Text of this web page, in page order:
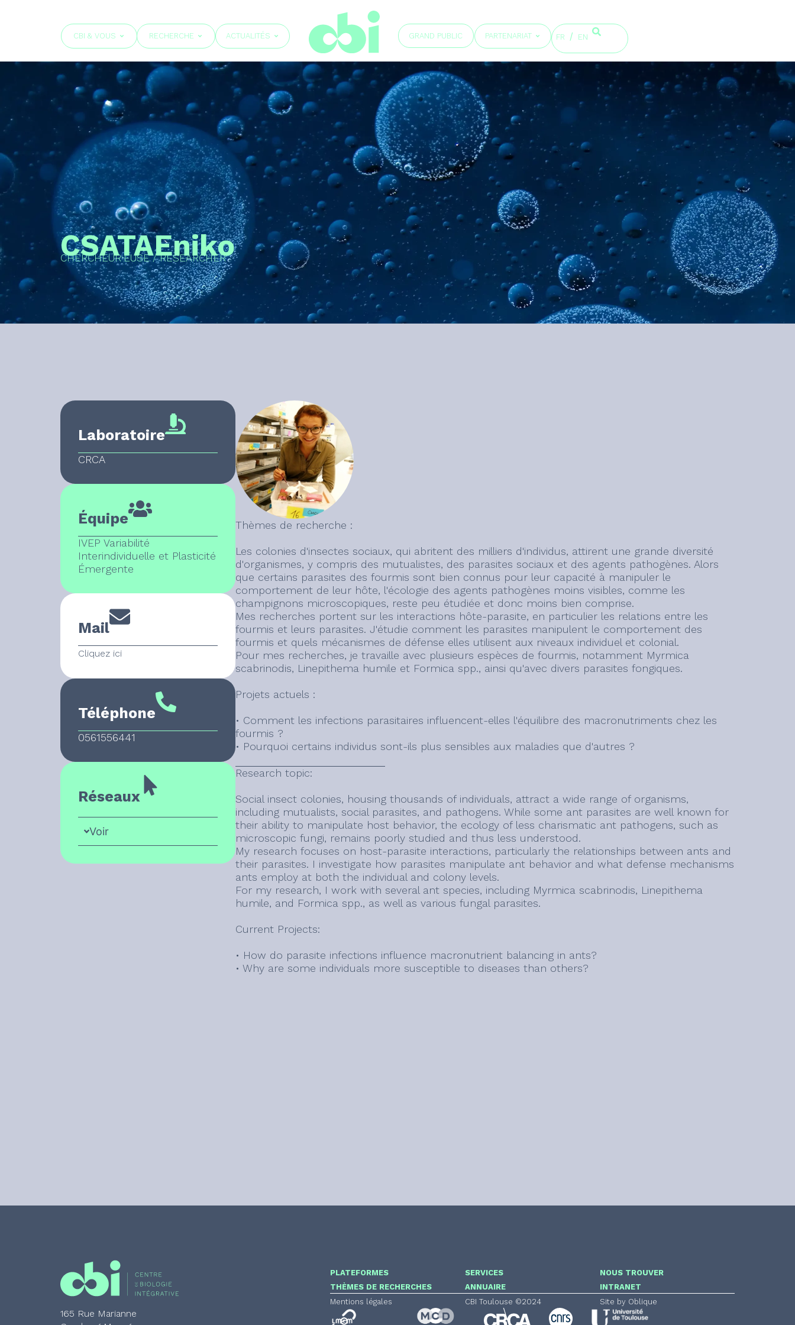
CBI & VOUS RECHERCHE ACTUALITÉS GRAND PUBLIC PARTENARIAT FR EN
CSATAEniko
CHERCHEUR·EUSE / RESEARCHER
Laboratoire
CRCA
Équipe
IVEP Variabilité
Interindividuelle et Plasticité
Émergente
Mail
Cliquez ici
Téléphone
0561556441
Réseaux
Voir
Thèmes de recherche :
Les colonies d'insectes sociaux, qui abritent des milliers d'individus, attirent une grande diversité
d'organismes, y compris des mutualistes, des parasites sociaux et des agents pathogènes. Alors
que certains parasites des fourmis sont bien connus pour leur capacité à manipuler le
comportement de leur hôte, l'écologie des agents pathogènes moins visibles, comme les
champignons microscopiques, reste peu étudiée et donc moins bien comprise.
Mes recherches portent sur les interactions hôte-parasite, en particulier les relations entre les
fourmis et leurs parasites. J'étudie comment les parasites manipulent le comportement des
fourmis et quels mécanismes de défense elles utilisent aux niveaux individuel et colonial.
Pour mes recherches, je travaille avec plusieurs espèces de fourmis, notamment Myrmica
scabrinodis, Linepithema humile et Formica spp., ainsi qu'avec divers parasites fongiques.
Projets actuels :
• Comment les infections parasitaires influencent-elles l'équilibre des macronutriments chez les
fourmis ?
• Pourquoi certains individus sont-ils plus sensibles aux maladies que d'autres ?
Research topic:
Social insect colonies, housing thousands of individuals, attract a wide range of organisms,
including mutualists, social parasites, and pathogens. While some ant parasites are well known for
their ability to manipulate host behavior, the ecology of less charismatic ant pathogens, such as
microscopic fungi, remains poorly studied and thus less understood.
My research focuses on host-parasite interactions, particularly the relationships between ants and
their parasites. I investigate how parasites manipulate ant behavior and what defense mechanisms
ants employ at both the individual and colony levels.
For my research, I work with several ant species, including Myrmica scabrinodis, Linepithema
humile, and Formica spp., as well as various fungal parasites.
Current Projects:
• How do parasite infections influence macronutrient balancing in ants?
• Why are some individuals more susceptible to diseases than others?
165 Rue Marianne
PLATEFORMES
THÈMES DE RECHERCHES
Mentions légales
SERVICES
ANNUAIRE
CBI Toulouse ©2024
NOUS TROUVER
INTRANET
Site by Oblique